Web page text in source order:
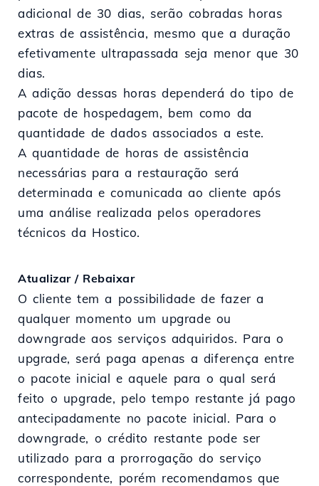
adicional de 30 dias, serão cobradas horas
extras de assistência, mesmo que a duração
efetivamente ultrapassada seja menor que 30
dias.
A adição dessas horas dependerá do tipo de
pacote de hospedagem, bem como da
quantidade de dados associados a este.
A quantidade de horas de assistência
necessárias para a restauração será
determinada e comunicada ao cliente após
uma análise realizada pelos operadores
técnicos da Hostico.
Atualizar / Rebaixar
O cliente tem a possibilidade de fazer a
qualquer momento um upgrade ou
downgrade aos serviços adquiridos. Para o
upgrade, será paga apenas a diferença entre
o pacote inicial e aquele para o qual será
feito o upgrade, pelo tempo restante já pago
antecipadamente no pacote inicial. Para o
downgrade, o crédito restante pode ser
utilizado para a prorrogação do serviço
correspondente, porém recomendamos que